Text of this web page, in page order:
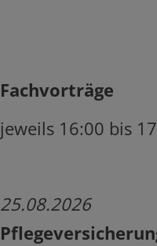
Fachvorträge
jeweils 16:00 bis
25.08.2026